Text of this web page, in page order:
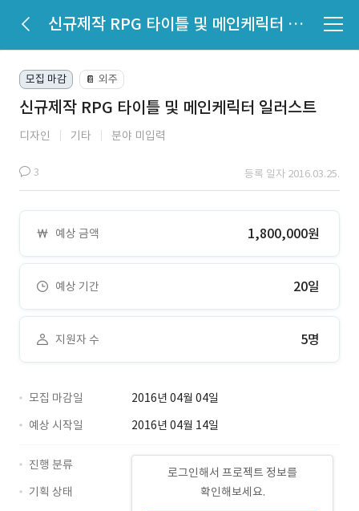
신규제작 RPG 타이틀 및 메인케릭터 일러스트
모집 마감 📔 외주
신규제작 RPG 타이틀 및 메인케릭터 일러스트
디자인 기타 분야 미입력
3 등록 일자 2016.03.25.
예상 금액 1,800,000원
예상 기간 20일
지원자 수 5명
모집 마감일
2016년 04월 04일
예상 시작일
2016년 04월 14일
로그인해서 프로젝트 정보를
확인해보세요.
진행 분류
기획 상태